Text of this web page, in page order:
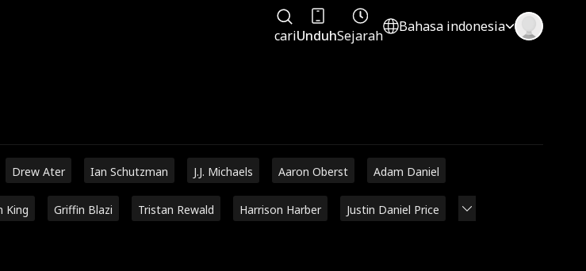
cariUnduhSejarah
Bahasa indonesia
Drew Ater Ian Schutzman J.J. Michaels Aaron Oberst Adam Daniel
King Griffin Blazi Tristan Rewald Harrison Harber Justin Daniel Price